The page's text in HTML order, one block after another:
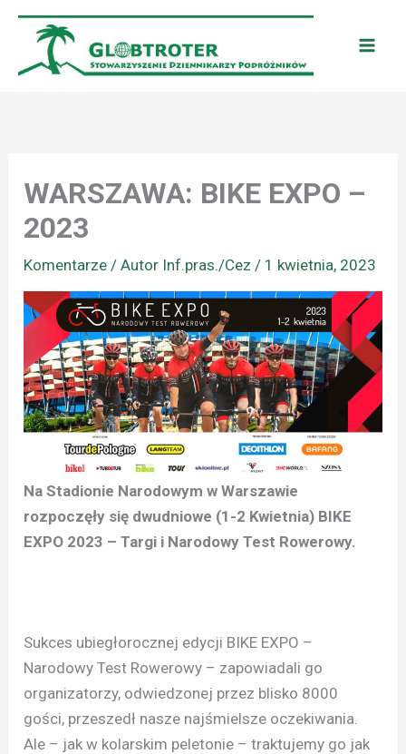
Przejdź
treści
WARSZAWA: BIKE EXPO –
2023
Komentarze / Autor Inf.pras./Cez/ 1 kwietnia, 2023
Na Stadionie Narodowym w Warszawie
rozpoczęły się dwudniowe (1-2 Kwietnia) BIKE
EXPO 2023 – Targi i Narodowy Test Rowerowy.
Sukces ubiegłorocznej edycji BIKE EXPO –
Narodowy Test Rowerowy – zapowiadali go
organizatorzy, odwiedzonej przez blisko 8000
gości, przeszedł nasze najśmielsze oczekiwania.
Ale – jak w kolarskim peletonie – traktujemy go jak